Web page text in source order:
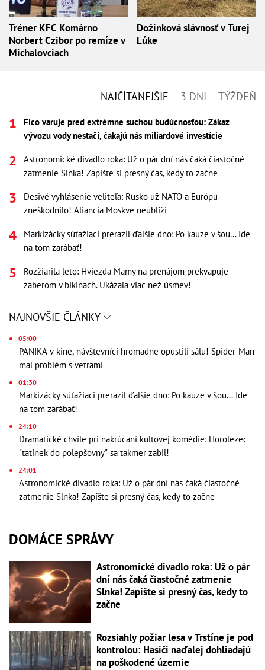
Tréner KFC Komárno
Norbert Czibor po remíze v
Michalovciach
Dožinková slávnosť v Turej
Lúke
NAJČÍTANEJŠIE 3 DNI TÝŽDEŇ
Fico varuje pred extrémne suchou budúcnosťou: Zákaz
vývozu vody nestačí, čakajú nás miliardové investície
Astronomické divadlo roka: Už o pár dní nás čaká čiastočné
zatmenie Slnka! Zapíšte si presný čas, kedy to začne
Desivé vyhlásenie veliteľa: Rusko už NATO a Európu
zneškodnilo! Aliancia Moskve neublíži
Markizácky súťažiaci prerazil ďalšie dno: Po kauze v šou... Ide
na tom zarábať!
Rozžiarila leto: Hviezda Mamy na prenájom prekvapuje
záberom v bikinách. Ukázala viac než úsmev!
NAJNOVŠIE ČLÁNKY
05:00
PANIKA v kine, návštevníci hromadne opustili sálu! Spider-Man
mal problém s vetrami
01:30
Markizácky súťažiaci prerazil ďalšie dno: Po kauze v šou... Ide
na tom zarábať!
24:10
Dramatické chvíle pri nakrúcaní kultovej komédie: Horolezec
"tatínek do polepšovny" sa takmer zabil!
24:01
Astronomické divadlo roka: Už o pár dní nás čaká čiastočné
zatmenie Slnka! Zapíšte si presný čas, kedy to začne
DOMÁCE SPRÁVY
Astronomické divadlo roka: Už o pár
dní nás čaká čiastočné zatmenie
Slnka! Zapíšte si presný čas, kedy to
začne
Rozsiahly požiar lesa v Trstíne je pod
kontrolou: Hasiči naďalej dohliadajú
na poškodené územie